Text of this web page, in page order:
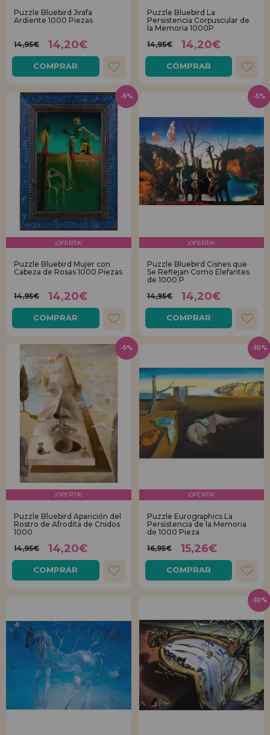
REGISTRO DISTRIBUIDOR
Puzzle Bluebird Jirafa
Ardiente 1000 Piezas
14,95€ 14,20€
COMPRAR
Puzzle Bluebird La
Persistencia Corpuscular de
la Memoria 1000P
14,95€
14,20€
COMPRAR
¡OFERTA!
Puzzle Bluebird Mujer con
Cabeza de Rosas 1000 Piezas
14,95€ 14,20€
COMPRAR
-5%
¡OFERTA!
Puzzle Bluebird Cisnes que
Se Reflejan Como Elefantes
de 1000 P
14,95€
14,20€
COMPRAR
-5%
¡OFERTA!
Puzzle Bluebird Aparición del
Rostro de Afrodita de Cnidos
1000
14,95€
14,20€
COMPRAR
-5%
¡OFERTA!
Puzzle Eurographics La
Persistencia de la Memoria
de 1000 Pieza
16,95€
15,26€
COMPRAR
-10%
-10%